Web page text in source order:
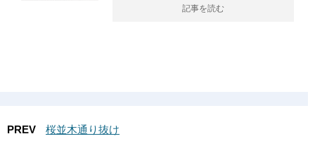
記事を読む
PREV
桜並木通り抜け